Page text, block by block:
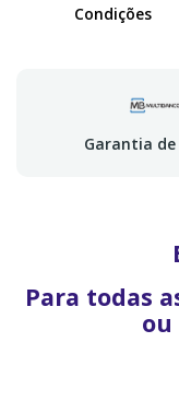
Condições
Garantia
Para todas
ou